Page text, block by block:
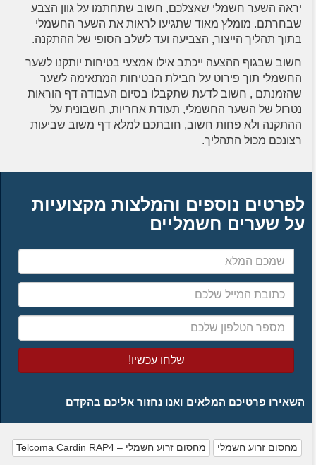
יראה השער חשמלי שאצלכם, חשוב שתחתמו על גוון הצבע
שבחרתם. מומלץ מאוד שתגיעו לראות את השער החשמלי
בתוך תהליך הייצור, הצביעה ועד לשלב הסופי של ההתקנה.
חשוב שבגוף ההצעה ייכתב אילו אמצעי בטיחות יותקנו לשער
החשמלי תוך פירוט על חבילת הבטיחות המתאימה לשער
שהזמנתם , חשוב לדעת שתקבלו בסיום העבודה דף הוראות
נטרול של השער החשמלי, תעודת אחריות, חשבונית על
ההתקנה ולא פחות חשוב, חובתכם למלא דף משוב שביעות
רצונכם מכול התהליך.
לפרטים נוספים והמלצות מקצועיות
על שערים חשמליים
שמכם
המלא
כתובת
המייל
מספר
הטלפון
שלכם
השאירו פרטיכם המלאים ואנו נחזור אליכם בהקדם
מחסום זרוע חשמלי מחסום זרוע חשמלי – Telcoma Cardin RAP4